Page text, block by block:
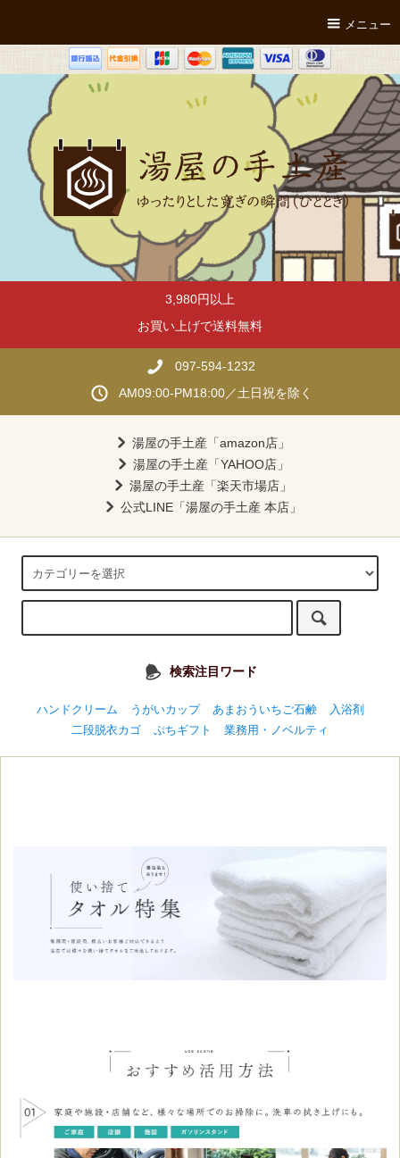
メニュー
3,980円以上
お買い上げで送料無料
097-594-1232
AM09:00-PM18:00／土日祝を除く
湯屋の手土産「amazon店」
湯屋の手土産「YAHOO店」
湯屋の手土産「楽天市場店」
公式LINE「湯屋の手土産 本店」
検索注目ワード
ハンドクリーム うがいカップ あまおういちご石鹸
入浴剤
二段脱衣カゴ
ぷちギフト 業務用・ノベルティ